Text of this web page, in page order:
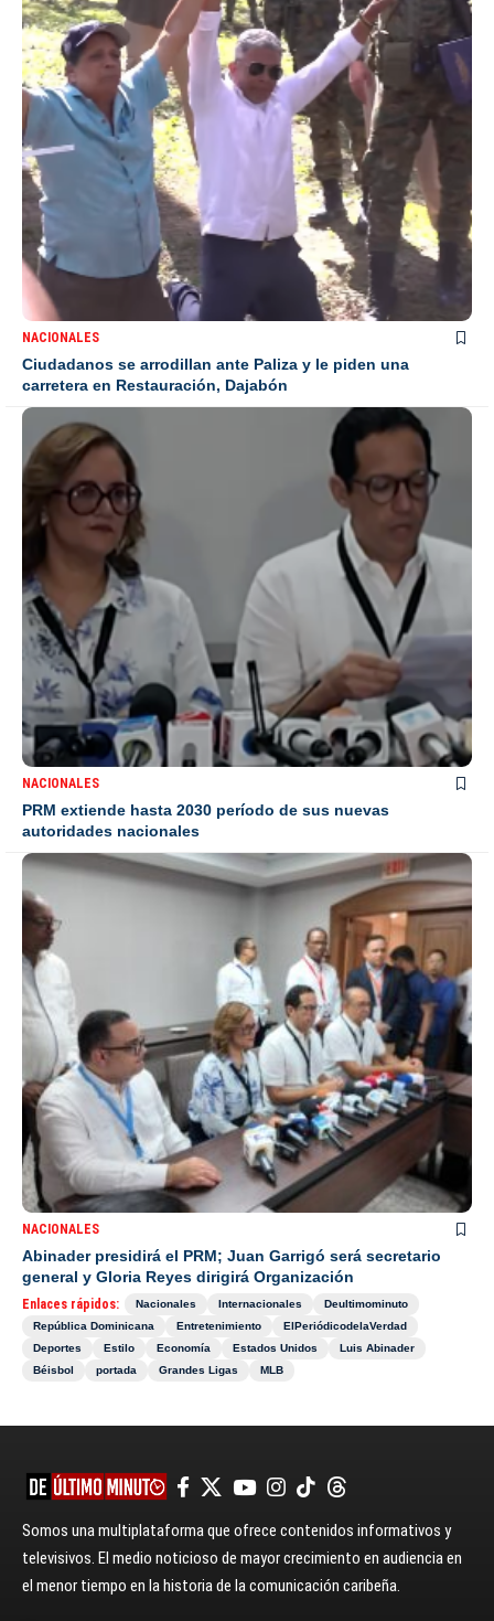
NACIONALES
Ciudadanos se arrodillan ante Paliza y le piden una
carretera en Restauración, Dajabón
NACIONALES
PRM extiende hasta 2030 período de sus nuevas
autoridades nacionales
NACIONALES
Abinader presidirá el PRM; Juan Garrigó será secretario
general y Gloria Reyes dirigirá Organización
Enlaces rápidos: Nacionales Internacionales
Deultimominuto
República Dominicana
Entretenimiento
ElPeriódicodelaVerdad
Deportes
Estilo Economía Estados Unidos
Luis Abinader
Béisbol
portada Grandes Ligas MLB
Somos una multiplataforma que ofrece contenidos informativos y
televisivos. El medio noticioso de mayor crecimiento en audiencia en
el menor tiempo en la historia de la comunicación caribeña.